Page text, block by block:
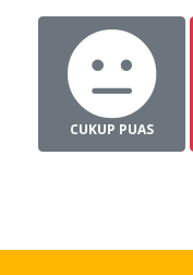
CUKUP PUAS